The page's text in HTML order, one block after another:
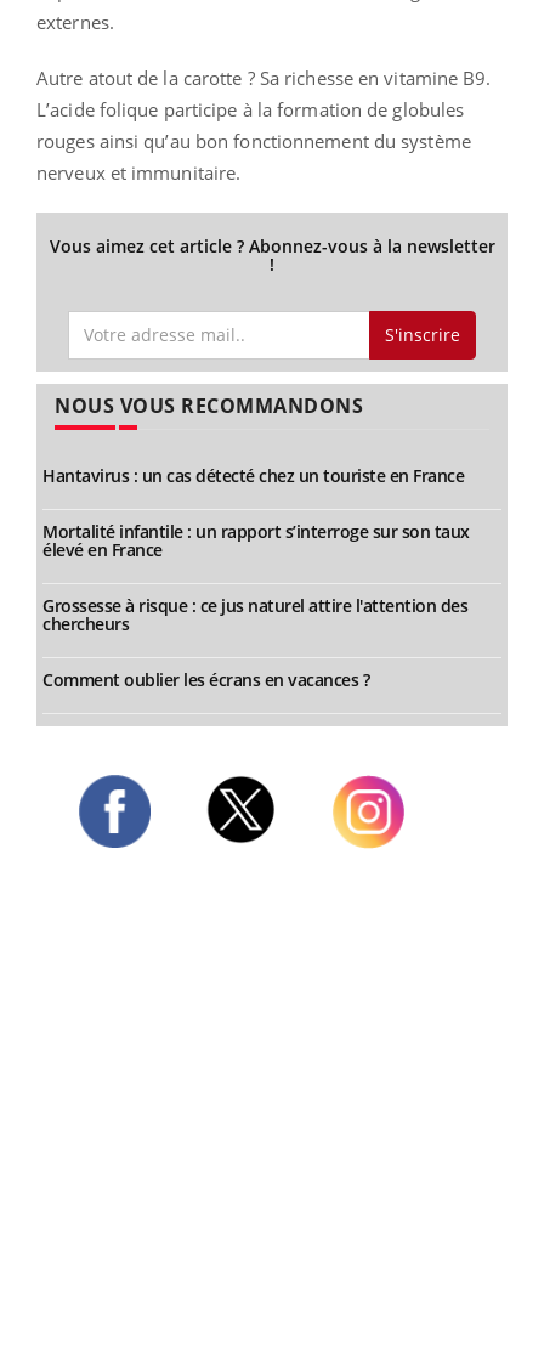
externes.
Autre atout de la carotte ? Sa richesse en vitamine B9.
L’acide folique participe à la formation de globules
rouges ainsi qu’au bon fonctionnement du système
nerveux et immunitaire.
Vous aimez cet article ? Abonnez-vous à la newsletter
!
S'inscrire
NOUS VOUS RECOMMANDONS
Hantavirus : un cas détecté chez un touriste en France
Mortalité infantile : un rapport s’interroge sur son taux
élevé en France
Grossesse à risque : ce jus naturel attire l'attention des
chercheurs
Comment oublier les écrans en vacances ?